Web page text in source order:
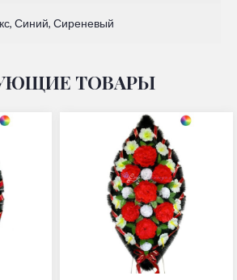
Синий, Сиреневый
ТОВАРЫ